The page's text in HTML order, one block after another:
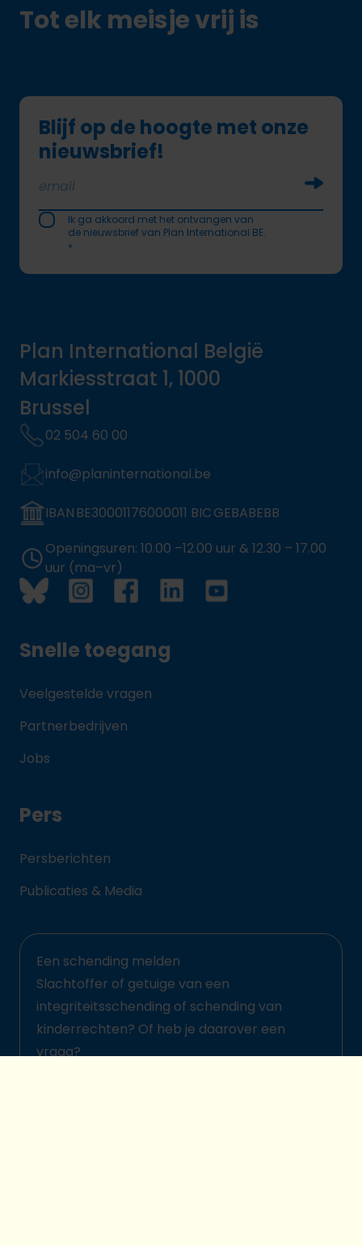
Tot elk meisje vrij is
Blijf op de hoogte met onze
nieuwsbrief!
Ik ga akkoord met het ontvangen van
de nieuwsbrief van Plan International BE.
*
Plan International België
Markiesstraat 1, 1000
Brussel
02 504 60 00
info@planinternational.be
IBAN BE30001176000011 BIC GEBABEBB
Openingsuren: 10.00 –12.00 uur & 12.30 – 17.00
uur (ma–vr)
Snelle toegang
Veelgestelde vragen
Partnerbedrijven
Jobs
Pers
Persberichten
Publicaties & Media
Een schending melden
Slachtoffer of getuige van een
integriteitsschending of schending van
kinderrechten? Of heb je daarover een
vraag?